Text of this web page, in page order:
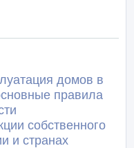
домов в
правила
собственного
и странах